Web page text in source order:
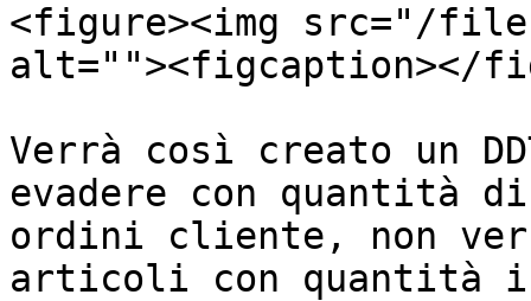
<figure><img src="/
alt=""><figcaption></
Verrà così creato un
evadere con quantità
ordini cliente, non
articoli con quantità